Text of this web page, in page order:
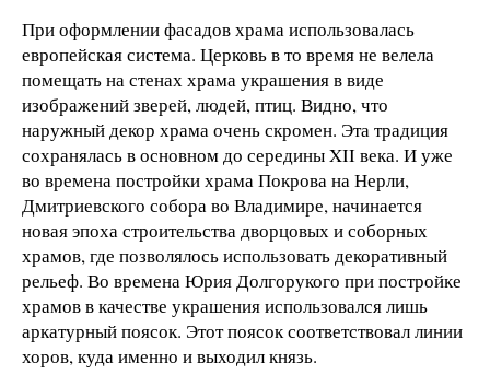
При оформлении фасадов храма использовалась
европейская система. Церковь в то время не велела
помещать на стенах храма украшения в виде
изображений зверей, людей, птиц. Видно, что
наружный декор храма очень скромен. Эта традиция
сохранялась в основном до середины XII века. И уже
во времена постройки храма Покрова на Нерли,
Дмитриевского собора во Владимире, начинается
новая эпоха строительства дворцовых и соборных
храмов, где позволялось использовать декоративный
рельеф. Во времена Юрия Долгорукого при постройке
храмов в качестве украшения использовался лишь
аркатурный поясок. Этот поясок соответствовал линии
хоров, куда именно и выходил князь.